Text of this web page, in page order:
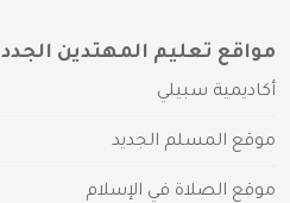
مواقع تعليم المهتدين الجدد
أكاديمية سبيلي
موقع المسلم الجديد
موقع الصلاة في الإسلام